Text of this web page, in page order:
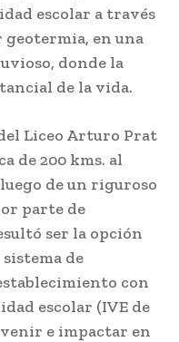
escolar a través
geotermia, en una
donde la
de la vida.
Liceo Arturo Prat
de 200 kms. al
de un riguroso
parte de
ser la opción
de
con
escolar (IVE de
e impactar en